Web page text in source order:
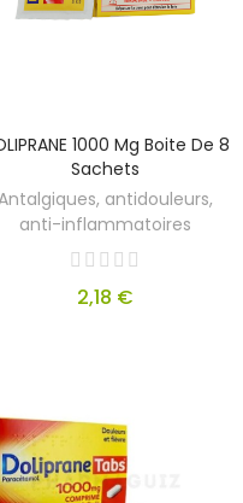
1000 Mg Boite De 8
Sachets
antidouleurs,
anti-inflammatoires
2,18 €